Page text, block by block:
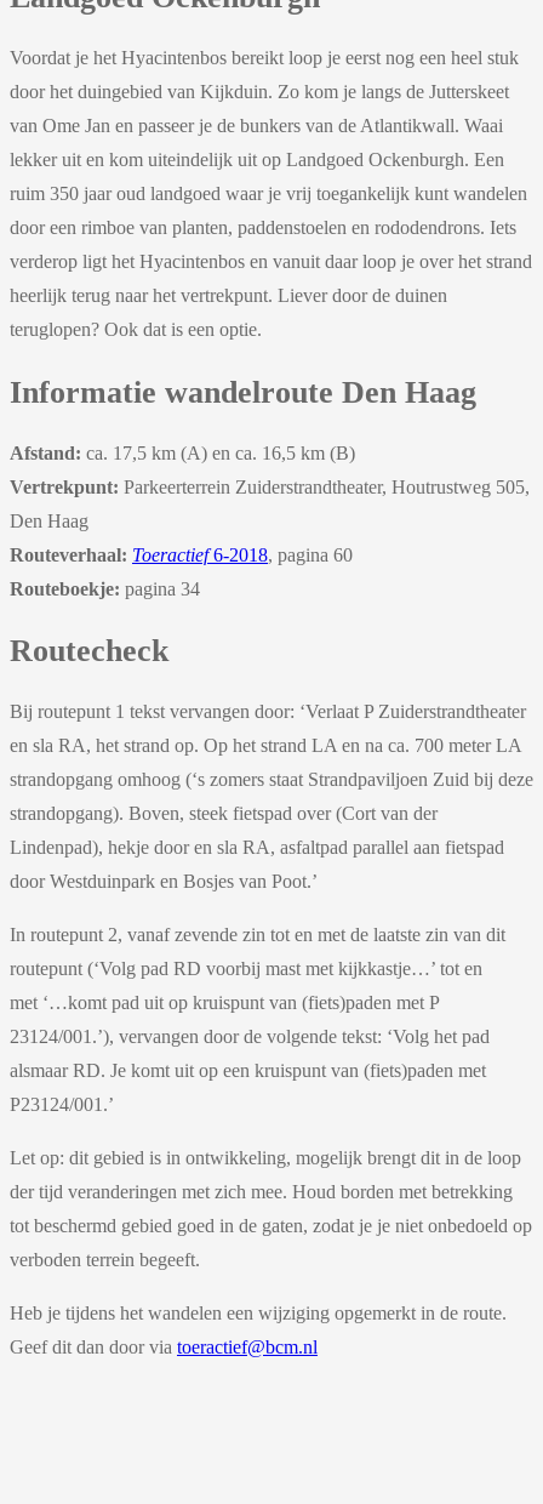
Voordat je het Hyacintenbos bereikt loop je eerst nog een heel stuk
door het duingebied van Kijkduin. Zo kom je langs de Jutterskeet
van Ome Jan en passeer je de bunkers van de Atlantikwall. Waai
lekker uit en kom uiteindelijk uit op Landgoed Ockenburgh. Een
ruim 350 jaar oud landgoed waar je vrij toegankelijk kunt wandelen
door een rimboe van planten, paddenstoelen en rododendrons. Iets
verderop ligt het Hyacintenbos en vanuit daar loop je over het strand
heerlijk terug naar het vertrekpunt. Liever door de duinen
teruglopen? Ook dat is een optie.
Informatie wandelroute Den Haag
Afstand: ca. 17,5 km (A) en ca. 16,5 km (B)
Vertrekpunt: Parkeerterrein Zuiderstrandtheater, Houtrustweg 505,
Den Haag
Routeverhaal: Toeractief6-2018, pagina 60
Routeboekje: pagina 34
Routecheck
Bij routepunt 1 tekst vervangen door: ‘Verlaat P Zuiderstrandtheater
en sla RA, het strand op. Op het strand LA en na ca. 700 meter LA
strandopgang omhoog (‘s zomers staat Strandpaviljoen Zuid bij deze
strandopgang). Boven, steek fietspad over (Cort van der
Lindenpad), hekje door en sla RA, asfaltpad parallel aan fietspad
door Westduinpark en Bosjes van Poot.’
In routepunt 2, vanaf zevende zin tot en met de laatste zin van dit
routepunt (‘Volg pad RD voorbij mast met kijkkastje…’ tot en
met ‘…komt pad uit op kruispunt van (fiets)paden met P
23124/001.’), vervangen door de volgende tekst: ‘Volg het pad
alsmaar RD. Je komt uit op een kruispunt van (fiets)paden met
P23124/001.’
Let op: dit gebied is in ontwikkeling, mogelijk brengt dit in de loop
der tijd veranderingen met zich mee. Houd borden met betrekking
tot beschermd gebied goed in de gaten, zodat je je niet onbedoeld op
verboden terrein begeeft.
Heb je tijdens het wandelen een wijziging opgemerkt in de route.
Geef dit dan door via toeractief@bcm.nl